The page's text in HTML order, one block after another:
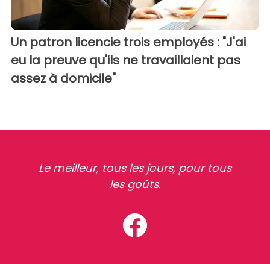
Un patron licencie trois employés : "J'ai
eu la preuve qu'ils ne travaillaient pas
assez à domicile"
Le meilleur, tous les jours, pour tous
les goûts.